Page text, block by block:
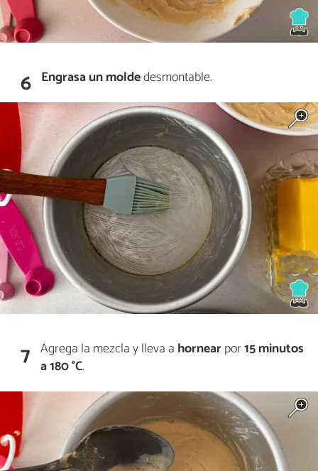
6 Engrasaunmoldedesmontable.
7 Agrega la mezcla y lleva a hornearpor15 minutos
a 180 °C.